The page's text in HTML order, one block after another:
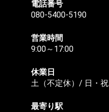
電話番号
080-5400-5190
営業時間
9:00～17:00
休業日
土（不定休）/ 日・祝
最寄り駅